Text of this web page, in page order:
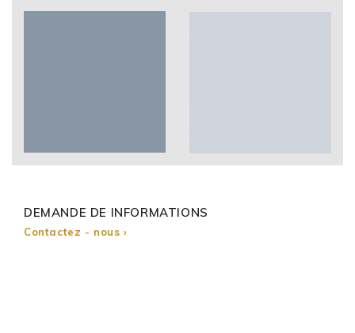
DEMANDE DE INFORMATIONS
Contactez - nous ›